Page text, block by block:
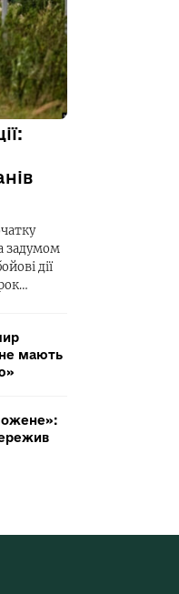
задумом
дії
мають